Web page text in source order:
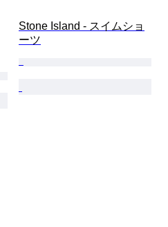
Stone Island - スイムショ
ーツ